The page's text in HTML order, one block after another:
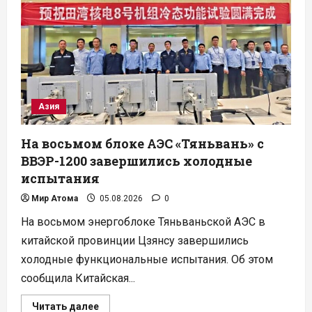
строительство
АЭС
на
Филиппинах
Азия
На восьмом блоке АЭС «Тяньвань» с
ВВЭР-1200 завершились холодные
испытания
Мир Атома 05.08.2026 0
На восьмом энергоблоке Тяньваньской АЭС в
китайской провинции Цзянсу завершились
холодные функциональные испытания. Об этом
сообщила Китайская...
Читать далееПрочитать